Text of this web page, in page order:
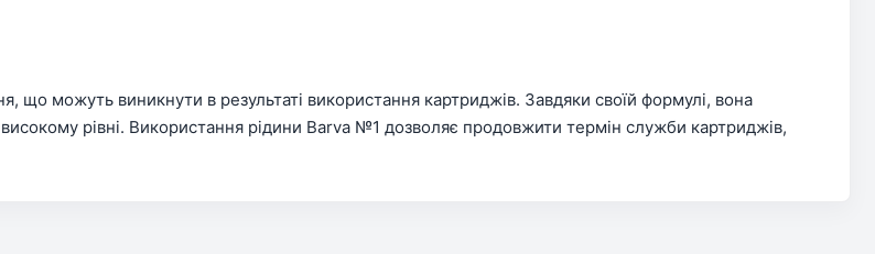
що можуть виникнути в результаті використання картриджів. Завдяки своїй формулі, вона
рівні. Використання рідини Barva №1 дозволяє продовжити термін служби картриджів,